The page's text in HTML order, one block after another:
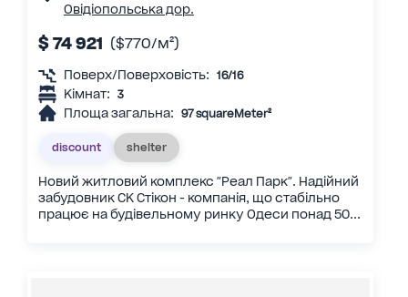
Овідіопольська дор.
$ 74 921 ($770/м²)
Поверх/Поверховість: 16/16
Кімнат: 3
Площа загальна: 97 squareMeter²
discount shelter
Новий житловий комплекс "Реал Парк". Надійний
забудовник СК Стікон - компанія, що стабільно
працює на будівельному ринку Одеси понад 50...